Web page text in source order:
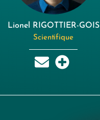
Lionel RIGOTTIER-GOIS
Scientifique